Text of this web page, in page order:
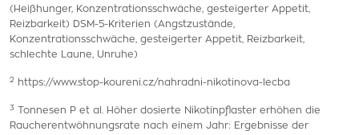
(Heißhunger, Konzentrationsschwäche, gesteigerter Appetit,
Reizbarkeit) DSM-5-Kriterien (Angstzustände,
Konzentrationsschwäche, gesteigerter Appetit, Reizbarkeit,
schlechte Laune, Unruhe)
2 https://www.stop-koureni.cz/nahradni-nikotinova-lecba
3 Tonnesen P et al. Höher dosierte Nikotinpflaster erhöhen die
Raucherentwöhnungsrate nach einem Jahr: Ergebnisse der